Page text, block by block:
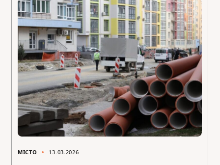
МІСТО 13.03.2026